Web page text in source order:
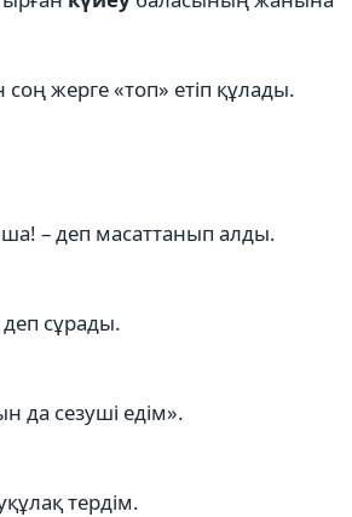
жерге «топ» етіп құлады.
– деп масаттанып алды.
деп сұрады.
да сезуші едім».
тердім.